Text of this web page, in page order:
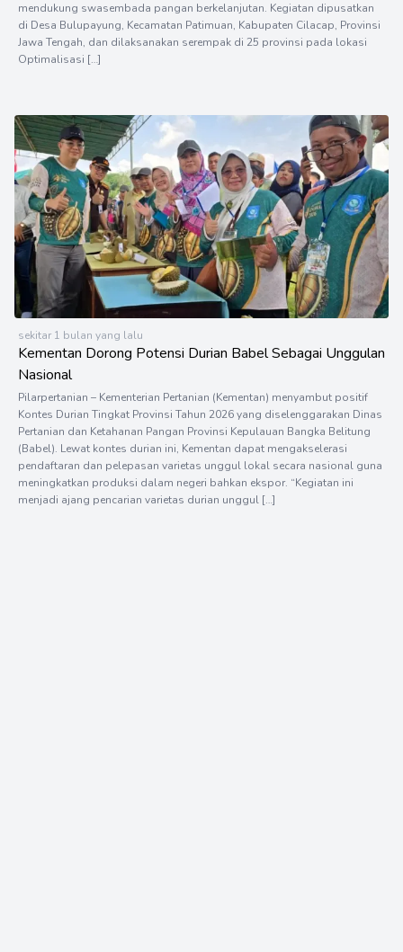
mendukung swasembada pangan berkelanjutan. Kegiatan dipusatkan
di Desa Bulupayung, Kecamatan Patimuan, Kabupaten Cilacap, Provinsi
Jawa Tengah, dan dilaksanakan serempak di 25 provinsi pada lokasi
Optimalisasi […]
sekitar 1 bulan yang lalu
Kementan Dorong Potensi Durian Babel Sebagai Unggulan
Nasional
Pilarpertanian – Kementerian Pertanian (Kementan) menyambut positif
Kontes Durian Tingkat Provinsi Tahun 2026 yang diselenggarakan Dinas
Pertanian dan Ketahanan Pangan Provinsi Kepulauan Bangka Belitung
(Babel). Lewat kontes durian ini, Kementan dapat mengakselerasi
pendaftaran dan pelepasan varietas unggul lokal secara nasional guna
meningkatkan produksi dalam negeri bahkan ekspor. “Kegiatan ini
menjadi ajang pencarian varietas durian unggul […]